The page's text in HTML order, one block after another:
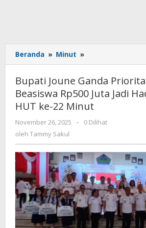
Beranda » Minut »
Joune
Ganda
Prioritaskan
SDM,
Beasiswa
Juta
Hadiah
Utama
HUT
ke-
22
Minut
Bupati Joune Ganda
Beasiswa Rp500 Juta Jadi
HUT ke-22 Minut
November 26, 2025
oleh
-
0 Dilihat
oleh Tammy Sakul